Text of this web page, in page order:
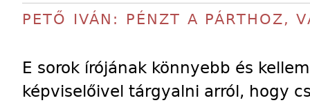
PETŐ IVÁN: PÉNZT A PÁRTHOZ,
E sorok írójának könnyebb és
képviselőivel tárgyalni arról, hogy